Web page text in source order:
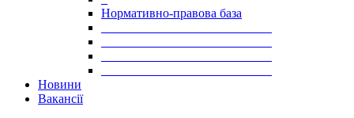
Нормативно-правова база
Новини
Вакансії